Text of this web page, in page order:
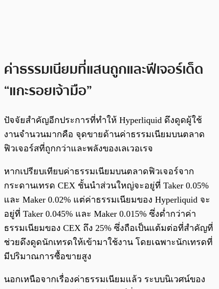
ค่าธรรมเนียมที่แสนถูกและฟีเจอร์เด็ด
“แกะรอยเจ้ามือ”
ปัจจัยสำคัญอีกประการที่ทำให้ Hyperliquid ดึงดูดผู้ใช้
งานจำนวนมากคือ จุดขายด้านค่าธรรมเนียมบนตลาด
ฟิวเจอร์สที่ถูกกว่าและพลังของเลเวอเรจ
หากเปรียบเทียบค่าธรรมเนียมบนตลาดฟิวเจอร์จาก
กระดานเทรด CEX ชั้นนำส่วนใหญ่จะอยู่ที่ Taker 0.05%
และ Maker 0.02% แต่ค่าธรรมเนียมของ Hyperliquid จะ
อยู่ที่ Taker 0.045% และ Maker 0.015% ซึ่งต่ำกว่าค่า
ธรรมเนียมของ CEX ถึง 25% ซึ่งถือเป็นแต้มต่อที่สำคัญที่
ช่วยดึงดูดนักเทรดให้เข้ามาใช้งาน โดยเฉพาะนักเทรดที่
มีปริมาณการซื้อขายสูง
นอกเหนือจากเรื่องค่าธรรมเนียมแล้ว ระบบนิเวศน์ของ